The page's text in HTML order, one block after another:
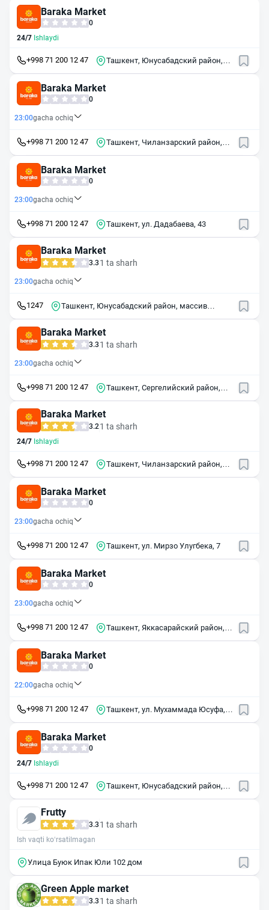
Baraka Market
0
24/7 Ishlaydi
+998 71 200 12 47
Ташкент, Юнусабадский район,
Baraka Market
0
23:00gacha ochiq
+998 71 200 12 47
Ташкент, Чиланзарский район,
Baraka Market
0
23:00gacha ochiq
+998 71 200 12 47 Ташкент, ул. Дадабаева, 43
Baraka Market
3.3 1 ta sharh
23:00gacha ochiq
1247
Ташкент, Юнусабадский район, массив
Baraka Market
3.3 1 ta sharh
23:00gacha ochiq
+998 71 200 12 47
Ташкент, Сергелийский район,
Baraka Market
3.2 1 ta sharh
24/7 Ishlaydi
+998 71 200 12 47
Ташкент, Чиланзарский район,
Baraka Market
0
23:00gacha ochiq
+998 71 200 12 47 Ташкент, ул. Мирзо Улугбека, 7
Baraka Market
0
23:00gacha ochiq
+998 71 200 12 47
Ташкент, Яккасарайский район,
Baraka Market
0
22:00gacha ochiq
+998 71 200 12 47
Ташкент, ул. Мухаммада Юсуфа,
Baraka Market
0
24/7 Ishlaydi
+998 71 200 12 47
Ташкент, Юнусабадский район,
Frutty
3.3 1 ta sharh
Ish vaqti ko‘rsatilmagan
Улица Буюк Ипак Юли 102 дом
Green Apple market
3.3 1 ta sharh